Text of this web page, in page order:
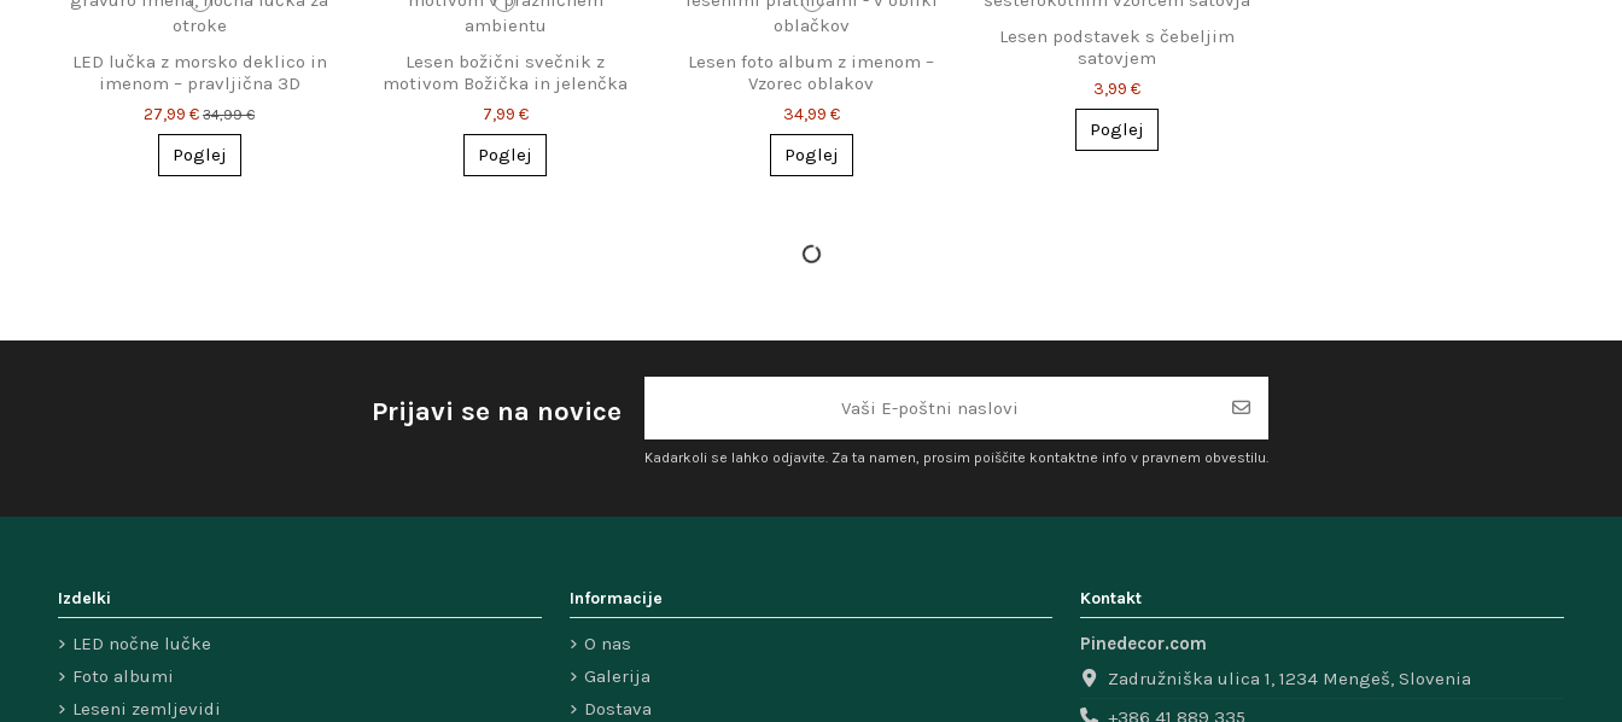
LED lučka z morsko deklico in
imenom – pravljična 3D
svetilka
27,99 € 34,99 €
Poglej
Lesen božični svečnik z
motivom Božička in jelenčka
7,99 €
Poglej
Lesen foto album z imenom –
Vzorec oblakov
34,99 €
Poglej
Lesen podstavek s čebeljim
satovjem
3,99 €
Poglej
Prijavi se na novice
Kadarkoli se lahko odjavite. Za ta namen, prosim poiščite kontaktne info v pravnem obvestilu.
Izdelki
LED nočne lučke
Foto albumi
Leseni zemljevidi
Informacije
O nas
Galerija
Dostava
Kontakt
Pinedecor.com
Zadružniška ulica 1, 1234 Mengeš, Slovenia
+386 41 889 335